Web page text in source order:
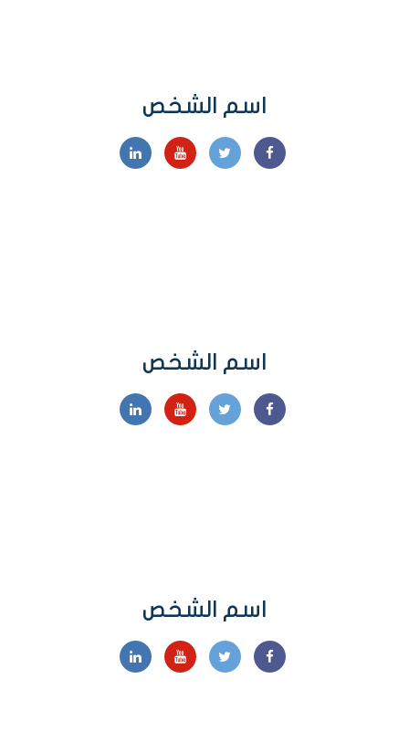
اسم الشخص
اسم الشخص
اسم الشخص